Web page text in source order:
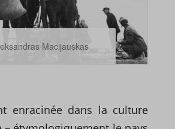
enracinée dans la culture